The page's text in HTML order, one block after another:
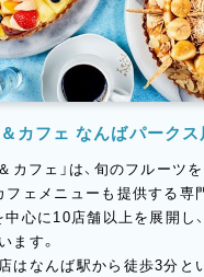
カフェ なんばパークス
カフェ」は、旬のフルーツ
フェメニューも提供する専
中心に10店舗以上を展開し
ます。
はなんば駅から徒歩3分と